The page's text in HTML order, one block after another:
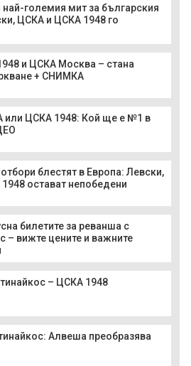
най-големия мит за българския
ЦСКА и ЦСКА 1948 го
и ЦСКА Москва – стана
+ СНИМКА
или ЦСКА 1948: Кой ще е №1 в
блестят в Европа: Левски,
остават непобедени
билетите за реванша с
– вижте цените и важните
– ЦСКА 1948
Алвеша преобразява